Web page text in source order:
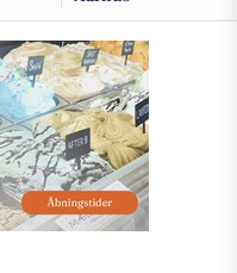
med mørkt og krøllet hår